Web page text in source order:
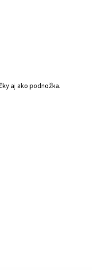
aj ako podnožka.